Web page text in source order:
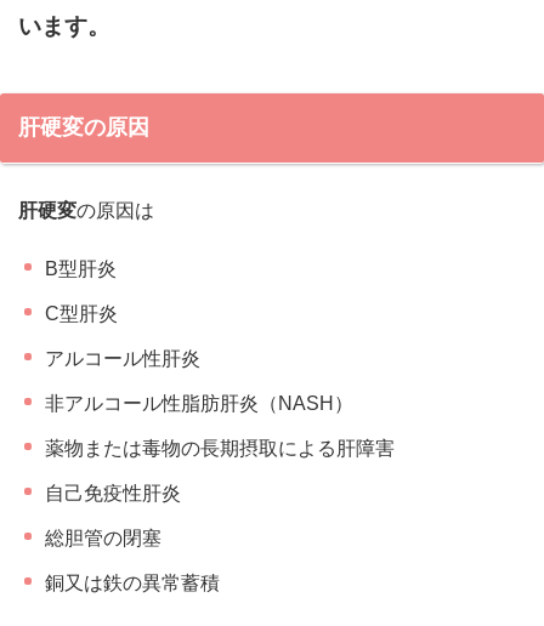
います。
肝硬変の原因
肝硬変の原因は
B型肝炎
C型肝炎
アルコール性肝炎
非アルコール性脂肪肝炎（NASH）
薬物または毒物の長期摂取による肝障害
自己免疫性肝炎
総胆管の閉塞
銅又は鉄の異常蓄積